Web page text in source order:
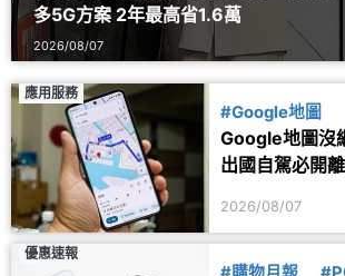
多5G方案 2年最高省1.6萬
2026/08/07
應用服務
#Google地圖
Google地圖沒
出國自駕必開
2026/08/07
優惠速報